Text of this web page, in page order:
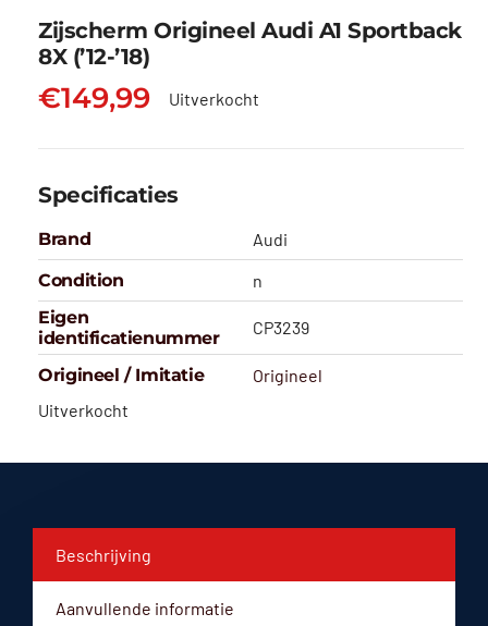
Zijscherm Origineel Audi A1 Sportback
8X (’12-’18)
€149,99 Uitverkocht
Specificaties
Brand
Audi
Condition
n
Eigen
identificatienummer
CP3239
Origineel / Imitatie
Origineel
Uitverkocht
Beschrijving
Aanvullende informatie